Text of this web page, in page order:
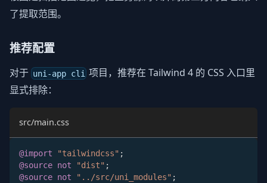
了提取范围。
推荐配置
对于 uni-app cli 项目，推荐在 Tailwind 4 的 CSS 入口里
显式排除：
src/main.css
@import "tailwindcss" ;
@source not "dist" ;
@source not "../src/uni_modules" ;